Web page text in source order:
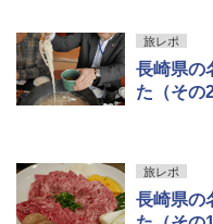
旅レポ
長崎県の
た（その2
旅レポ
長崎県の